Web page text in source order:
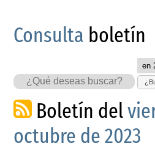
Consulta boletín
Boletín del
octubre de 2023